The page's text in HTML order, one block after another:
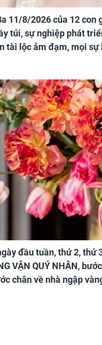
11/8/2026 của 12 con
túi, sự nghiệp phát
tài lộc ảm đạm, mọi sự
đầu tuần, thứ 2, thứ
VẬN QUÝ NHÂN,
chân về nhà ngập